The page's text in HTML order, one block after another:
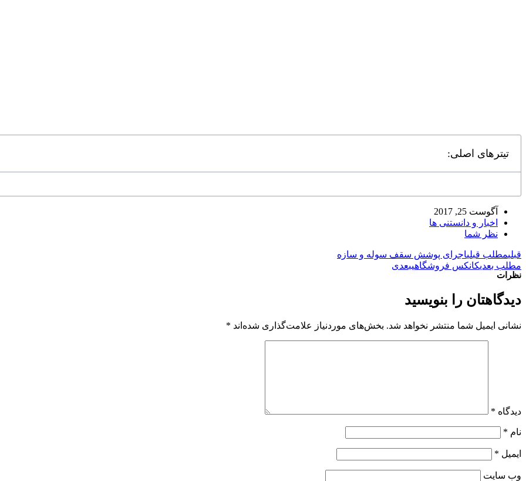
تیترهای اصلی:
آگوست 25, 2017
اخبار و دانستنی ها
نظر شما
قبلیمطلب قبلیاجرای پوشش سقف سوله و سازه
مطلب بعدیكانكس فروشگاهیبعدی
نظرات
دیدگاهتان را بنویسید
نشانی ایمیل شما منتشر نخواهد شد. بخش‌های موردنیاز علامت‌گذاری شده‌اند *
دیدگاه *
نام *
ایمیل *
وب‌ سایت